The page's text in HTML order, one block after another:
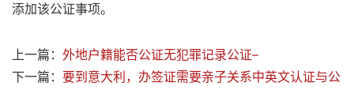
添加该公证事项。
上一篇： 外地户籍能否公证无犯罪记录公证–
下一篇： 要到意大利，办签证需要亲子关系中英文认证与公